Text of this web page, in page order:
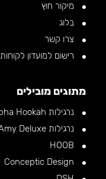
מיקור חוץ
בלוג
צרו קשר
רישום למועדון לקוחות
מתוגים מובילים
נרגילות Alpha Hookah
נרגילות Amy Deluxe